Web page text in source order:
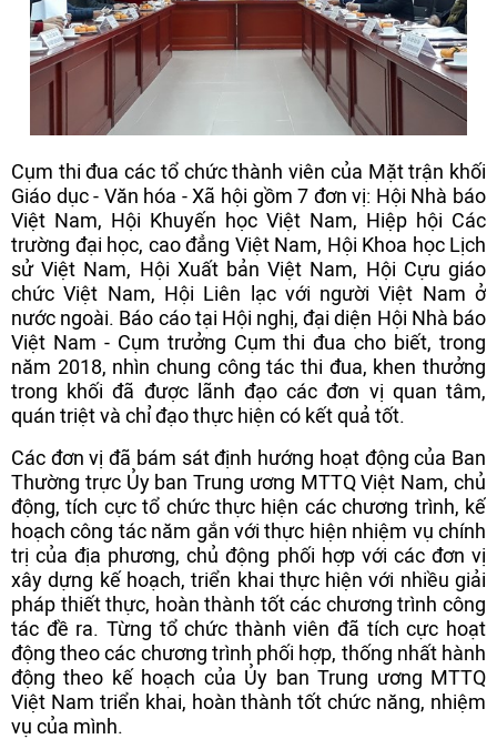
Cụm thi đua các tổ chức thành viên của Mặt trận khối
Giáo dục - Văn hóa - Xã hội gồm 7 đơn vị: Hội Nhà báo
Việt Nam, Hội Khuyến học Việt Nam, Hiệp hội Các
trường đại học, cao đẳng Việt Nam, Hội Khoa học Lịch
sử Việt Nam, Hội Xuất bản Việt Nam, Hội Cựu giáo
chức Việt Nam, Hội Liên lạc với người Việt Nam ở
nước ngoài. Báo cáo tại Hội nghị, đại diện Hội Nhà báo
Việt Nam - Cụm trưởng Cụm thi đua cho biết, trong
năm 2018, nhìn chung công tác thi đua, khen thưởng
trong khối đã được lãnh đạo các đơn vị quan tâm,
quán triệt và chỉ đạo thực hiện có kết quả tốt.
Các đơn vị đã bám sát định hướng hoạt động của Ban
Thường trực Ủy ban Trung ương MTTQ Việt Nam, chủ
động, tích cực tổ chức thực hiện các chương trình, kế
hoạch công tác năm gắn với thực hiện nhiệm vụ chính
trị của địa phương, chủ động phối hợp với các đơn vị
xây dựng kế hoạch, triển khai thực hiện với nhiều giải
pháp thiết thực, hoàn thành tốt các chương trình công
tác đề ra. Từng tổ chức thành viên đã tích cực hoạt
động theo các chương trình phối hợp, thống nhất hành
động theo kế hoạch của Ủy ban Trung ương MTTQ
Việt Nam triển khai, hoàn thành tốt chức năng, nhiệm
vụ của mình.